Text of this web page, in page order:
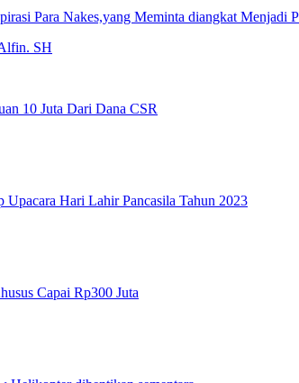
Para Nakes,yang Meminta diangkat Menjadi
10 Juta Dari Dana CSR
Hari Lahir Pancasila Tahun 2023
Capai Rp300 Juta